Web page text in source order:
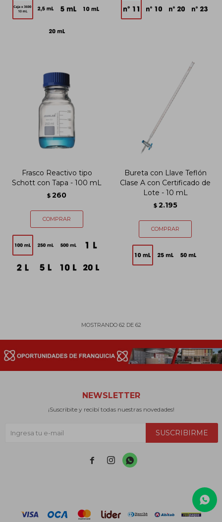
Frasco Reactivo tipo
Schott con Tapa - 100 mL
$ 260
Bureta con Llave Teflón
Clase A con Certificado de
Lote - 10 mL
$ 2.195
MOSTRANDO 62 DE 62
NEWSLETTER
¡Suscribite y recibí todas nuestras novedades!
SUSCRIBIRME
  